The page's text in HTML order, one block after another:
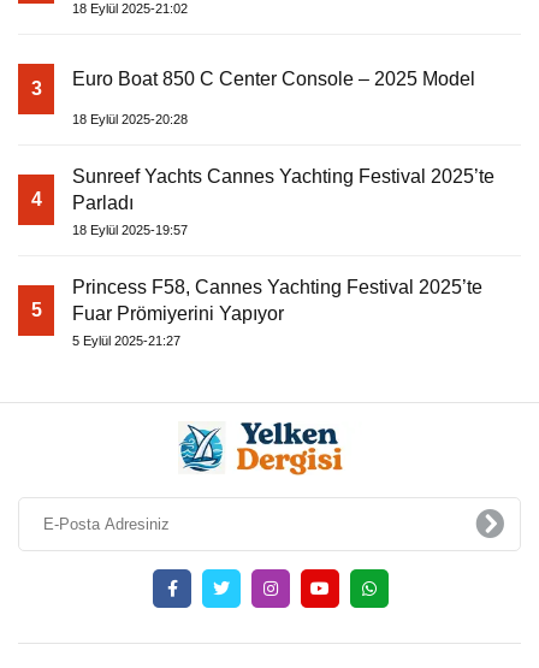
18 Eylül 2025-21:02
3 Euro Boat 850 C Center Console – 2025 Model
18 Eylül 2025-20:28
4
Sunreef Yachts Cannes Yachting Festival 2025’te
Parladı
18 Eylül 2025-19:57
5
Princess F58, Cannes Yachting Festival 2025’te
Fuar Prömiyerini Yapıyor
5 Eylül 2025-21:27